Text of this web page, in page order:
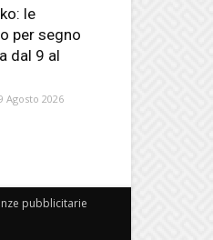
le
per segno
dal 9 al
Agosto 2026
pubblicitarie